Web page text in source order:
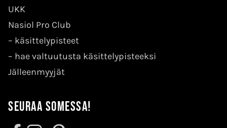
UKK
Nasiol Pro Club
– käsittelypisteet
– hae valtuutusta käsittelypisteeksi
Jälleenmyyjät
Seuraa somessa!